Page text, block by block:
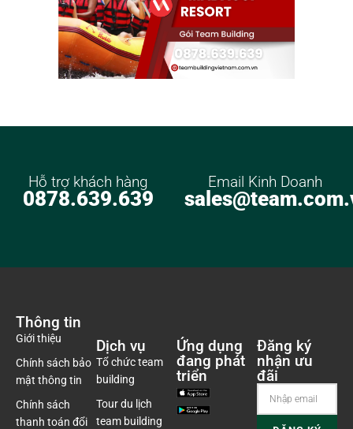
Hỗ trợ khách hàng
0878.639.639
Email Kinh Doanh
Thông tin
Giới thiệu
Chính sách bảo
mật thông tin
Chính sách
thanh toán đổi
Dịch vụ
Tổ chức team
building
Tour du lịch
team building
Ứng dụng
đang phát
triển
Đăng ký
nhận ưu
đãi